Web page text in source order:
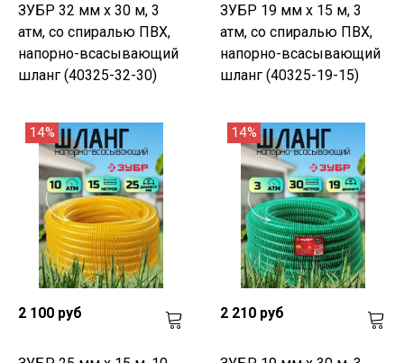
ЗУБР 32 мм x 30 м, 3
атм, со спиралью ПВХ,
напорно-всасывающий
шланг (40325-32-30)
ЗУБР 19 мм x 15 м, 3
атм, со спиралью ПВХ,
напорно-всасывающий
шланг (40325-19-15)
14%
2 100 руб
14%
2 210 руб